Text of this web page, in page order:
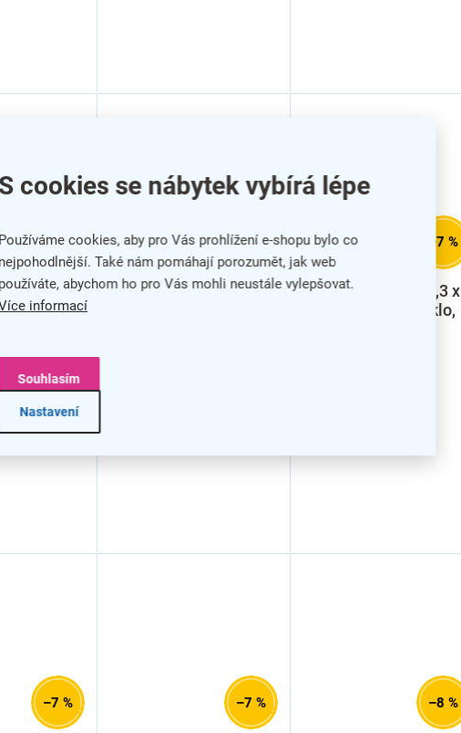
S cookies se nábytek vybírá lépe
Používáme cookies, aby pro Vás prohlížení e-shopu bylo co
nejpohodlnější. Také nám pomáhají porozumět, jak web
používáte, abychom ho pro Vás mohli neustále vylepšovat.
informací
Nastavení
Souhlasím
–7 % –7 %
Skříň Bask 40,6 x 28,3
–7 %
Skříň Bask 79 x 28,3 x
107,2 cm, dveře sklo,
–7 % –7 % –8 %